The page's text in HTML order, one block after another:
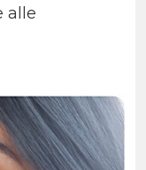
alle